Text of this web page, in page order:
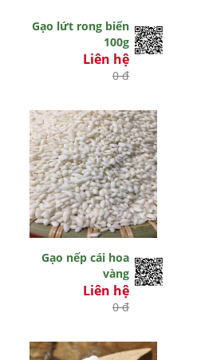
Gạo lứt rong biển
100g
Liên hệ
0 đ
Gạo nếp cái hoa
vàng
Liên hệ
0 đ